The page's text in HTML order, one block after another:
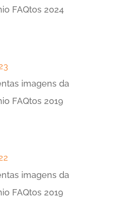
FAQtos 2024
imagens da
FAQtos 2019
imagens da
FAQtos 2019